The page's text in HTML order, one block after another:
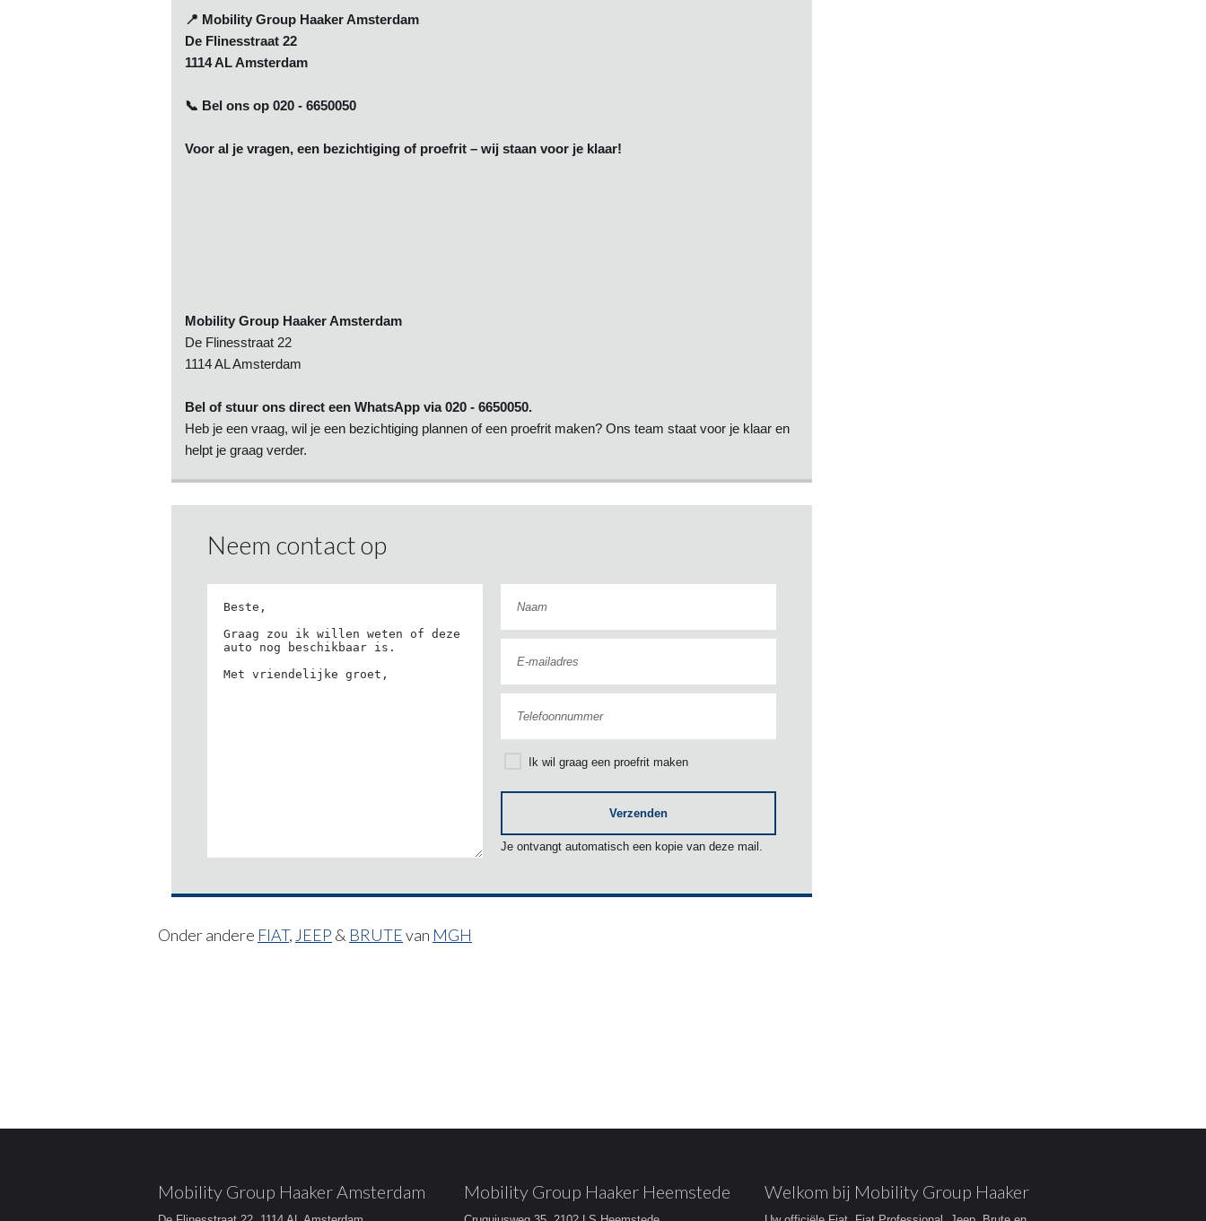
📍 Mobility Group Haaker Amsterdam
De Flinesstraat 22
1114 AL Amsterdam
📞 Bel ons op 020 - 6650050
Voor al je vragen, een bezichtiging of proefrit – wij staan voor je klaar!
Mobility Group Haaker Amsterdam
De Flinesstraat 22
1114 AL Amsterdam
Bel of stuur ons direct een WhatsApp via 020 - 6650050.
Heb je een vraag, wil je een bezichtiging plannen of een proefrit maken? Ons team staat voor je klaar en
helpt je graag verder.
Neem contact op
Ik wil graag een proefrit maken
Verzenden
Je ontvangt automatisch een kopie van deze mail.
Onder andere FIAT, JEEP & BRUTEvan MGH
Mobility Group Haaker Amsterdam Mobility Group Haaker Heemstede Welkom bij Mobility Group Haaker